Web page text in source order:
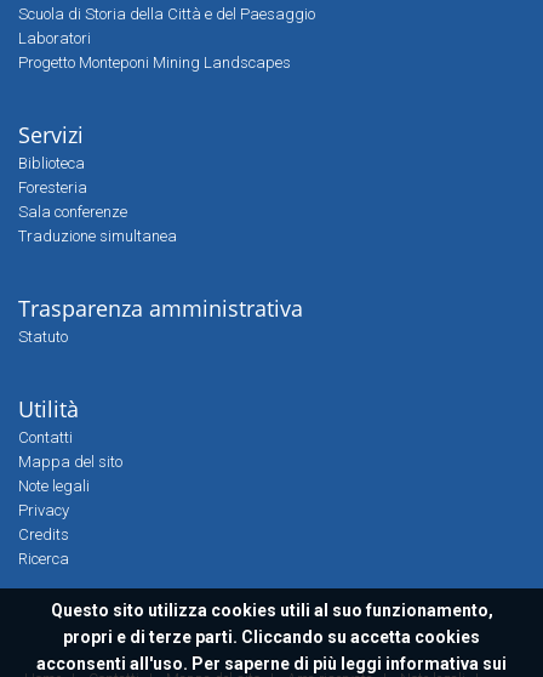
Questo sito utilizza cookies utili al suo funzionamento,
propri e di terze parti. Cliccando su accetta cookies
acconsenti all'uso. Per saperne di più leggi informativa sui
Scuola di Storia della Città e del Paesaggio
Laboratori
Progetto Monteponi Mining Landscapes
Servizi
Biblioteca
Foresteria
Sala conferenze
Traduzione simultanea
Trasparenza amministrativa
Statuto
Utilità
Contatti
Mappa del sito
Note legali
Privacy
Credits
Ricerca